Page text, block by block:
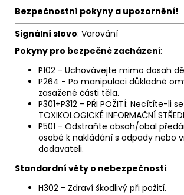
Bezpečnostní pokyny a upozornění!
Signální slovo: Varování
Pokyny pro bezpečné zacházení:
P102 - Uchovávejte mimo dosah
P264 - Po manipulaci důkladně
zasažené části těla.
P301+P312 - PŘI POŽITÍ: Necítíte-li
TOXIKOLOGICKÉ INFORMAČNÍ
P501 - Odstraňte obsah/obal
osobě k nakládání s odpady nebo
dodavateli.
Standardní věty o nebezpečnosti:
H302 - Zdraví škodlivý při požití.